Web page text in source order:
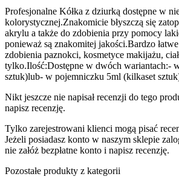
Profesjonalne Kółka z dziurką dostępne w
kolorystycznej.Znakomicie błyszczą się
akrylu a także do zdobienia przy pomocy
ponieważ są znakomitej jakości.Bardzo
zdobienia paznokci, kosmetyce makijażu,
tylko.Ilość:Dostępne w dwóch wariantach:-
sztuk)lub- w pojemniczku 5ml (kilkaset
Nikt jeszcze nie napisał recenzji do tego
napisz recenzję.
Tylko zarejestrowani klienci mogą pisać
Jeżeli posiadasz konto w naszym sklepie
nie załóż bezpłatne konto i napisz recenzję.
Pozostałe produkty z kategorii